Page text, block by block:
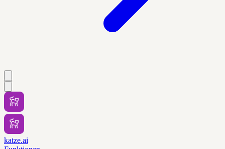
katze.ai